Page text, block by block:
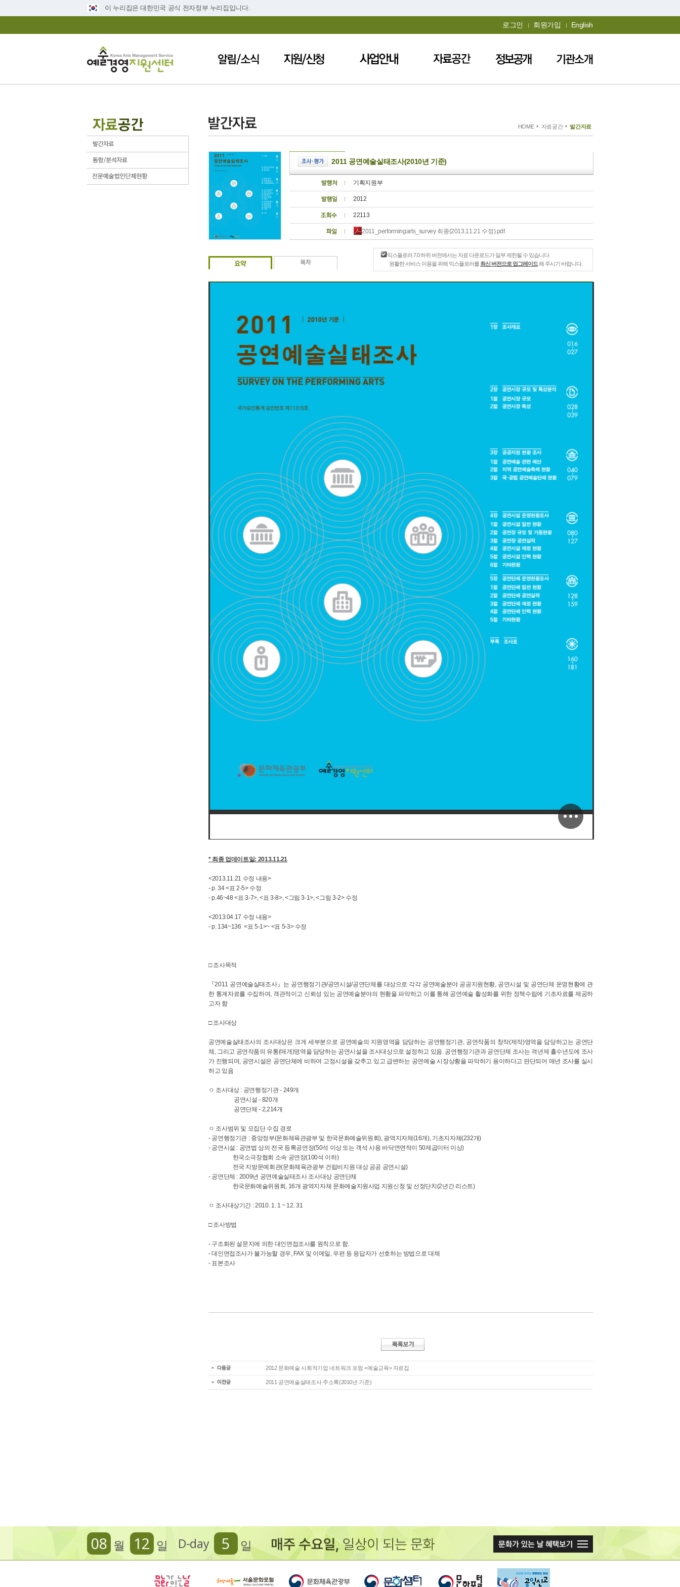
이 누리집은 대한민국 공식 전자정부 누리집입니다.
로그인 회원가입 English
HOME 자료공간 발간자료
2011 공연예술실태조사(2010년 기준)
기획지원부
2012
22113
2011_performingarts_survey 최종(2013.11.21 수정).pdf
익스플로러 7.0 하위 버전에서는 자료 다운로드가 일부 제한될 수 있습니다.
원활한 서비스 이용을 위해 익스플로러를 최신 버전으로 업그레이드해 주시기 바랍니다.
* 최종 업데이트일: 2013.11.21
<2013.11.21 수정 내용>
- p. 34 <표 2-5> 수정
- p.46~48 <표 3-7>, <표 3-8>, <그림 3-1>, <그림 3-2> 수정
<2013.04.17 수정 내용>
- p. 134~136 <표 5-1>~ <표 5-3> 수정
□ 조사목적
『2011 공연예술실태조사』는 공연행정기관/공연시설/공연단체를 대상으로 각각 공연예술분야 공공지원현황, 공연시설 및 공연단체 운영현황에 관
한 통계자료를 수집하여, 객관적이고 신뢰성 있는 공연예술분야의 현황을 파악하고 이를 통해 공연예술 활성화를 위한 정책수립에 기초자료를 제공하
고자 함
□ 조사대상
공연예술실태조사의 조사대상은 크게 세부분으로 공연예술의 지원영역을 담당하는 공연행정기관, 공연작품의 창작(제작)영역을 담당하고는 공연단
체, 그리고 공연작품의 유통(매개)영역을 담당하는 공연시설을 조사대상으로 설정하고 있음. 공연행정기관과 공연단체 조사는 격년제 홀수년도에 조사
가 진행되며, 공연시설은 공연단체에 비하여 고정시설을 갖추고 있고 급변하는 공연예술 시장상황을 파악하기 용이하다고 판단되어 매년 조사를 실시
하고 있음
ㅇ 조사대상 : 공연행정기관 - 249개
공연시설 - 820개
공연단체 - 2,214개
ㅇ 조사범위 및 모집단 수집 경로
- 공연행정기관 : 중앙정부(문화체육관광부 및 한국문화예술위원회), 광역지자체(16개), 기초지자체(232개)
- 공연시설 : 공연법 상의 전국 등록공연장(50석 이상 또는 객석 사용 바닥연면적이 50제곱미터 이상)
한국소극장협회 소속 공연장(100석 이하)
전국 지방문예회관(문화체육관광부 건립비지원 대상 공공 공연시설)
- 공연단체 : 2009년 공연예술실태조사 조사대상 공연단체
한국문화예술위원회, 16개 광역지자체 문화예술지원사업 지원신청 및 선정단치(2년간 리스트)
ㅇ 조사대상기간 : 2010. 1. 1 ~ 12. 31
□ 조사방법
- 구조화된 설문지에 의한 대인면접조사를 원칙으로 함.
- 대인면접조사가 불가능할 경우, FAX 및 이메일, 우편 등 응답자가 선호하는 방법으로 대체
- 표본조사
2012 문화예술 사회적기업 네트워크 포럼 <예술교육> 자료집
2011 공연예술실태조사 주소록(2010년 기준)
D-day 5 일
08 월 12 일